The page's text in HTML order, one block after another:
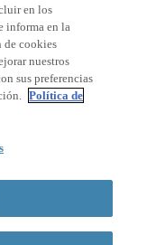
en los
informa en la
de cookies
nuestros
sus preferencias
Política de